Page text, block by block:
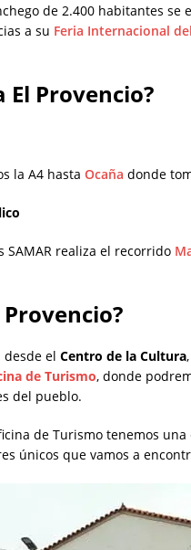
de 2.400 habitantes
a su Feria Internacional
El Provencio?
la A4 hasta Ocaña donde
SAMAR realiza el recorrido
desde el Centro de la Cultura
de Turismo, donde
del pueblo.
de Turismo tenemos
únicos que vamos a